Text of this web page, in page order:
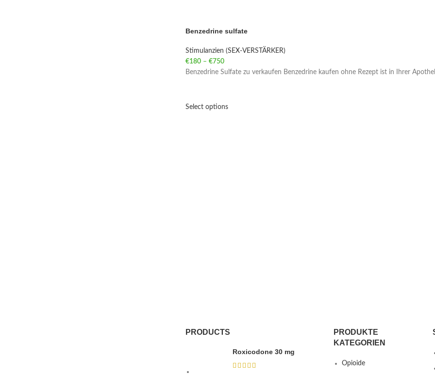
Benzedrine sulfate
Stimulanzien (SEX-VERSTÄRKER)
€180 – €750Price range: €180 through €750
Benzedrine Sulfate zu verkaufen Benzedrine kaufen ohne Rezept ist in Ihrer
Select options
PRODUCTS
Roxicodone 30 mg
PRODUKTE
KATEGORIEN
Opioide